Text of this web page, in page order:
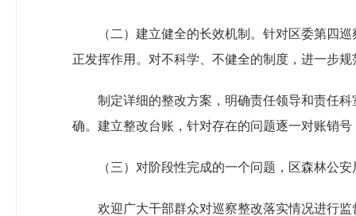
（二）建立健全的长效机制。针对区委第四
正发挥作用。对不科学、不健全的制度，进一步
制定详细的整改方案，明确责任领导和责任
确。建立整改台账，针对存在的问题逐一对账销
（三）对阶段性完成的一个问题，区森林公
欢迎广大干部群众对巡察整改落实情况进行